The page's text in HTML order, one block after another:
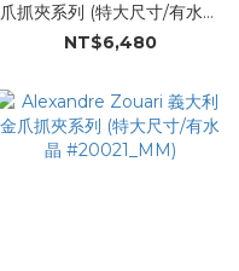
爪抓夾系列 (特大尺寸/有水晶
#20021_LL)
NT$6,480